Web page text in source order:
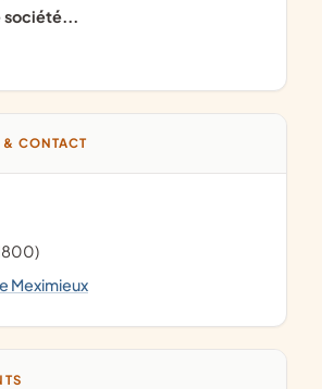
société...
& CONTACT
Meximieux